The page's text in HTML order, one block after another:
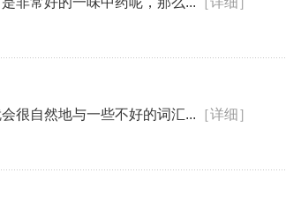
很自然地与一些不好的词汇... ［详细］